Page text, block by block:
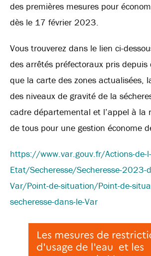
des premières mesures pour
dès le 17 février 2023.
Vous trouverez dans le lien ci-
des arrêtés préfectoraux pris
que la carte des zones actualisées,
des niveaux de gravité de la
cadre départemental et l’appel à la
de tous pour une gestion économe
https://www.var.gouv.fr/Actions-de-l-
Etat/Secheresse/Secheresse-2023-
Var/Point-de-situation/Point-de-
secheresse-dans-le-Var